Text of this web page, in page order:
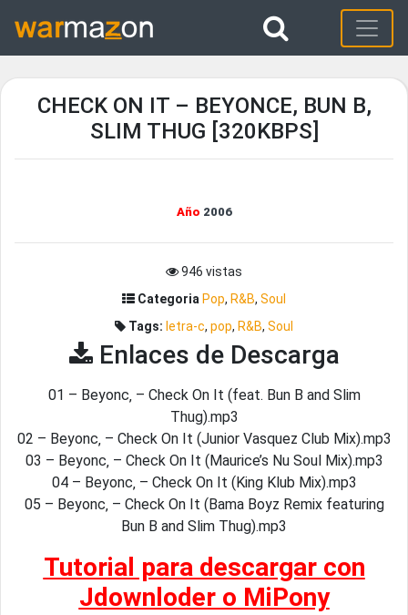
CHECK ON IT – BEYONCE, BUN B,
SLIM THUG [320KBPS]
Año 2006
946 vistas
Categoria Pop, R&B, Soul
Tags: letra-c, pop, R&B, Soul
Enlaces de Descarga
01 – Beyonc‚ – Check On It (feat. Bun B and Slim
Thug).mp3
02 – Beyonc‚ – Check On It (Junior Vasquez Club Mix).mp3
03 – Beyonc‚ – Check On It (Maurice’s Nu Soul Mix).mp3
04 – Beyonc‚ – Check On It (King Klub Mix).mp3
05 – Beyonc‚ – Check On It (Bama Boyz Remix featuring
Bun B and Slim Thug).mp3
Tutorial para descargar con
Jdownloder o MiPony